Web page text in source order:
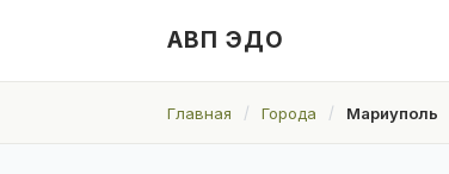
АВП ЭДО
Главная Города Мариуполь